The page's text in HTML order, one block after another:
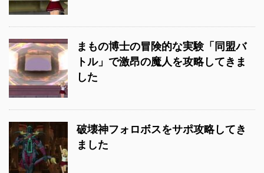
まもの博士の冒険的な実験「同盟バ
トル」で激昂の魔人を攻略してきま
した
破壊神フォロボスをサポ攻略してき
ました